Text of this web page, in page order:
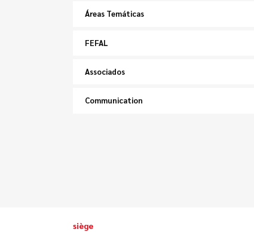
Áreas Temáticas
FEFAL
Associados
Communication
siège